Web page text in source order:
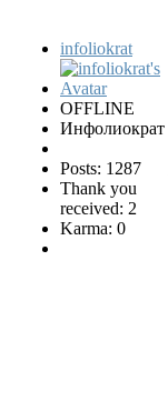
infoliokrat
OFFLINE
Инфолиократ
Posts: 1287
Thank you
received: 2
Karma: 0